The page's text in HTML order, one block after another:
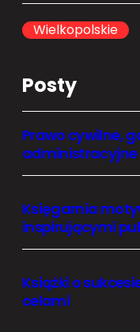
hWielkopolskie
Posty
Prawo cywilne,
administracyjne
Księgarnia
inspirującymi
Książki o
celami